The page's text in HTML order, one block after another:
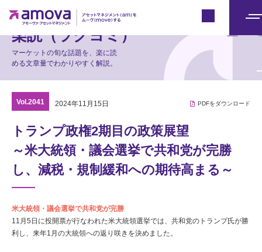
楽読（ラクヨミ）
マーケットの旬な話題を、楽に読
める文章量でわかりやすく解説。
Vol.2041 2024年11月15日 PDFをダウンロード
トランプ政権2期目の政策展望
～米大統領・議会選挙で共和党が完勝
し、減税・規制緩和への期待高まる～
米大統領・議会選挙で共和党が完勝
11月5日に投開票が行なわれた米大統領選挙では、共和党のトランプ氏が勝
利し、来年1月の大統領への返り咲きを決めました。